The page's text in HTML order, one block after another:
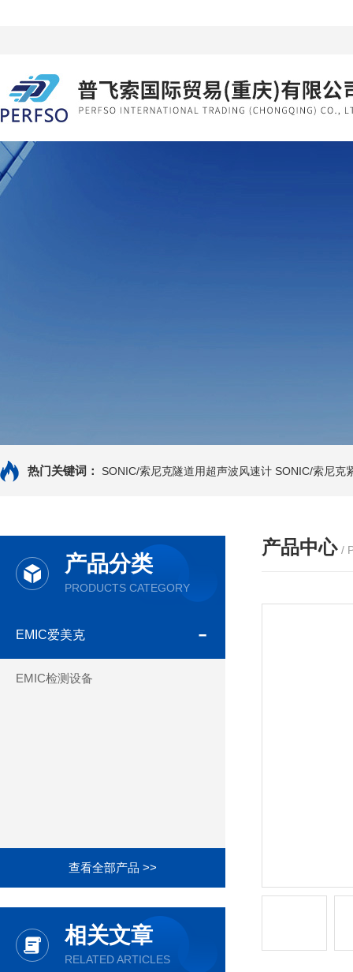
热门关键词： SONIC/索尼克隧道用超声波风速计 SONIC/索尼克
产品分类
PRODUCTS CATEGORY
EMIC爱美克
EMIC检测设备
查看全部产品 >>
相关文章
RELATED ARTICLES
产品中心 /